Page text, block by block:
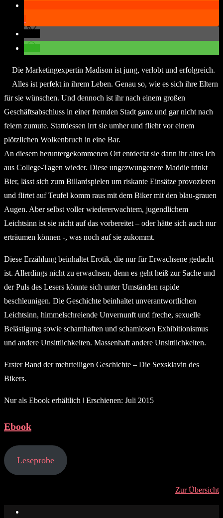
Die Marketingexpertin Madison ist jung, verlobt und erfolgreich.
Alles ist perfekt in ihrem Leben. Genau so, wie es sich ihre Eltern
für sie wünschen. Und dennoch ist ihr nach einem großen
Geschäftsabschluss in einer fremden Stadt ganz und gar nicht nach
feiern zumute. Stattdessen irrt sie umher und flieht vor einem
plötzlichen Wolkenbruch in eine Bar.
An diesem heruntergekommenen Ort entdeckt sie dann ihr altes Ich
aus College-Tagen wieder. Diese ungezwungenere Maddie trinkt
Bier, lässt sich zum Billardspielen um riskante Einsätze provozieren
und flirtet auf Teufel komm raus mit dem Biker mit den blau-grauen
Augen. Aber selbst voller wiedererwachtem, jugendlichem
Leichtsinn ist sie nicht auf das vorbereitet – oder hätte sich auch nur
erträumen können -, was noch auf sie zukommt.
Diese Erzählung beinhaltet Erotik, die nur für Erwachsene gedacht
ist. Allerdings nicht zu erwachsen, denn es geht heiß zur Sache und
der Puls des Lesers könnte sich unter Umständen rapide
beschleunigen. Die Geschichte beinhaltet unverantwortlichen
Leichtsinn, himmelschreiende Unvernunft und freche, sexuelle
Belästigung sowie schamhaften und schamlosen Exhibitionismus
und andere Unsittlichkeiten. Massenhaft andere Unsittlichkeiten.
Erster Band der mehrteiligen Geschichte – Die Sexsklavin des
Bikers.
Nur als Ebook erhältlich ǀ Erschienen: Juli 2015
Ebook
Leseprobe
Zur Übersicht